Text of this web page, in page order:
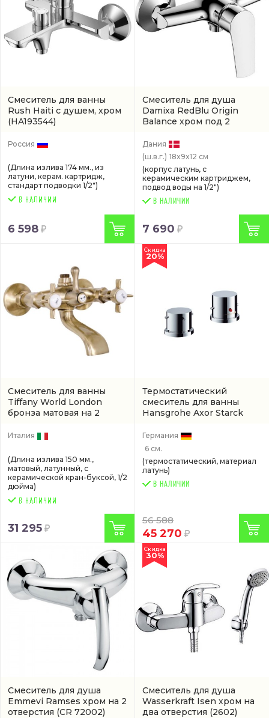
Смеситель для ванны
Rush Haiti с душем, хром
(HA193544)
Россия
(Длина излива 174 мм., из
латуни, керам. картридж,
стандарт подводки 1/2")
6 598
Смеситель для душа
Damixa RedBlu Origin
Balance хром под 2
792000000)
Дания
(ш.в.г.) 18x9x12 см
(корпус латунь, с
керамическим картриджем,
подвод воды на 1/2")
В НАЛИЧИИ
7 690
Смеситель для ванны
Tiffany World London
бронза матовая на 2
(TW1750617V0BR)
Италия
(Длина излива 150 мм.,
матовый, латунный, с
керамической кран-буксой, 1/2
дюйма)
31 295
Термостатический
смеситель для ванны
Hansgrohe Axor Starck
Скидка
20%
Германия
6 см.
(термостатический, материал
латунь)
В НАЛИЧИИ
56 588
45 270
Смеситель для душа
Emmevi Ramses хром на 2
отверстия (CR 72002)
Смеситель для душа
Wasserkraft Isen хром на
два отверстия (2602)
Скидка
30%